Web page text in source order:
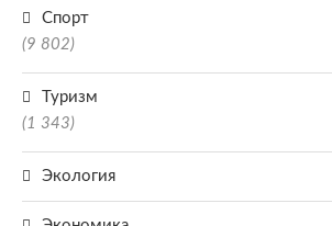
Спорт
(9 802)
Туризм
(1 343)
Экология